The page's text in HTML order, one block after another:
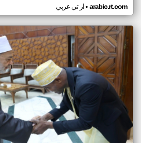
ار تي عربي• arabic.rt.com